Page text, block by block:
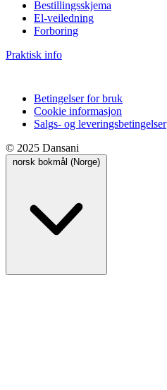
Bestillingsskjema
El-veiledning
Forboring
Praktisk info
Betingelser for bruk
Cookie informasjon
Salgs- og leveringsbetingelser
© 2025 Dansani
norsk bokmål (Norge)